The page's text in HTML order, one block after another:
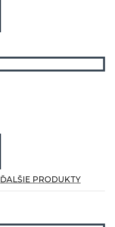
ĎALŠIE PRODUKTY